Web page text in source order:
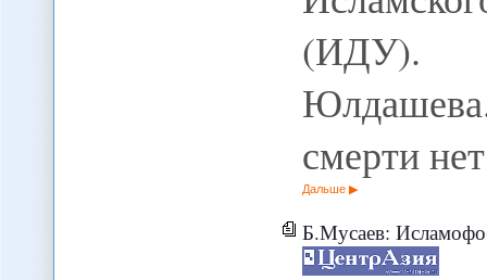
(ИДУ).
смерти
Дальше
Б.Мусаев: